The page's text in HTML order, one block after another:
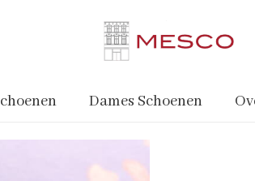
Dames Schoenen